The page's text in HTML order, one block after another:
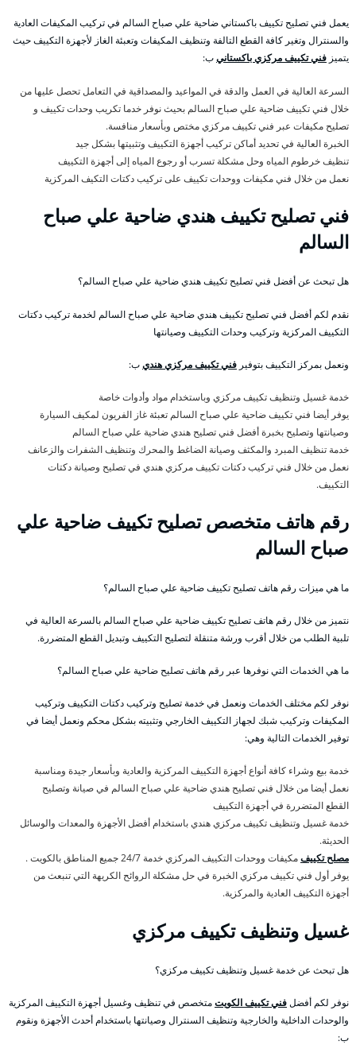
يعمل فني تصليح تكييف باكستاني ضاحية علي صباح السالم في تركيب المكيفات العادية
والسنترال وتغير كافة القطع التالفة وتنظيف المكيفات وتعبئة الغاز لأجهزة التكييف حيث
يتميز فني تكييف مركزي باكستانيب:
السرعة العالية في العمل والدقة في المواعيد والمصداقية في التعامل تحصل عليها من
خلال فني تكييف ضاحية علي صباح السالم بحيث نوفر خدما تكريب وحدات تكييف و
تصليح مكيفات عبر فني تكييف مركزي مختص وبأسعار منافسة.
الخبرة العالية في تحديد أماكن تركيب أجهزة التكييف وتثبيتها بشكل جيد
تنظيف خرطوم المياه وحل مشكلة تسرب أو رجوع المياه إلى أجهزة التكييف
نعمل من خلال فني مكيفات ووحدات تكييف على تركيب دكتات التكيف المركزية
فني تصليح تكييف هندي ضاحية علي صباح
السالم
هل تبحث عن أفضل فني تصليح تكييف هندي ضاحية علي صباح السالم؟
نقدم لكم أفضل فني تصليح تكييف هندي ضاحية علي صباح السالم لخدمة تركيب دكتات
التكييف المركزية وتركيب وحدات التكييف وصيانتها
ونعمل بمركز التكييف بتوفير فني تكييف مركزي هنديب:
خدمة غسيل وتنظيف تكييف مركزي وباستخدام مواد وأدوات خاصة
يوفر أيضا فني تكييف ضاحية علي صباح السالم تعبئة غاز الفريون لمكيف السيارة
وصيانتها وتصليح بخبرة أفضل فني تصليح هندي ضاحية علي صباح السالم
خدمة تنظيف المبرد والمكثف وصيانة الضاغط والمحرك وتنظيف الشفرات والزعانف
نعمل من خلال فني تركيب دكتات تكييف مركزي هندي في تصليح وصيانة دكتات
التكييف.
رقم هاتف متخصص تصليح تكييف ضاحية علي
صباح السالم
ما هي ميزات رقم هاتف تصليح تكييف ضاحية علي صباح السالم؟
نتميز من خلال رقم هاتف تصليح تكييف ضاحية علي صباح السالم بالسرعة العالية في
تلبية الطلب من خلال أقرب ورشة متنقلة لتصليح التكييف وتبديل القطع المتضررة.
ما هي الخدمات التي نوفرها عبر رقم هاتف تصليح ضاحية علي صباح السالم؟
نوفر لكم مختلف الخدمات ونعمل في خدمة تصليح وتركيب دكتات التكييف وتركيب
المكيفات وتركيب شبك لجهاز التكييف الخارجي وتثبيته بشكل محكم ونعمل أيضا في
توفير الخدمات التالية وهي:
خدمة بيع وشراء كافة أنواع أجهزة التكييف المركزية والعادية وبأسعار جيدة ومناسبة
نعمل أيضا من خلال فني تصليح هندي ضاحية علي صباح السالم في صيانة وتصليح
القطع المتضررة في أجهزة التكييف
خدمة غسيل وتنظيف تكييف مركزي هندي باستخدام أفضل الأجهزة والمعدات والوسائل
الحديثة.
مصلح تكييفمكيفات ووحدات التكييف المركزي خدمة 24/7 جميع المناطق بالكويت .
يوفر أول فني تكييف مركزي الخبرة في حل مشكلة الروائح الكريهة التي تنبعث من
أجهزة التكييف العادية والمركزية.
غسيل وتنظيف تكييف مركزي
هل تبحث عن خدمة غسيل وتنظيف تكييف مركزي؟
نوفر لكم أفضلفني تكييف الكويتمتخصص في تنظيف وغسيل أجهزة التكييف المركزية
والوحدات الداخلية والخارجية وتنظيف السنترال وصيانتها باستخدام أحدث الأجهزة ونقوم
ب: